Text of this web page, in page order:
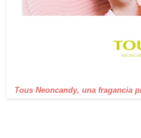
Tous Neoncandy, una fragancia